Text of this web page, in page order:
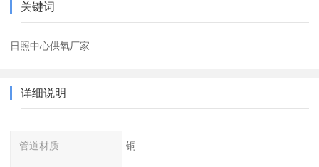
关键词
日照中心供氧厂家
详细说明
管道材质 铜